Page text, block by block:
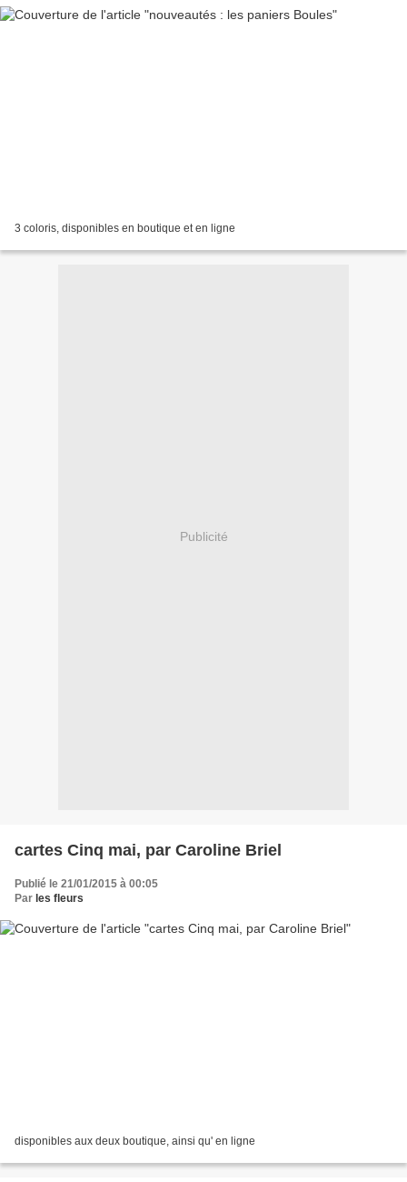
3 coloris, disponibles en boutique et en ligne
Publicité
cartes Cinq mai, par Caroline Briel
Publié le 21/01/2015 à 00:05
Par les fleurs
disponibles aux deux boutique, ainsi qu' en ligne